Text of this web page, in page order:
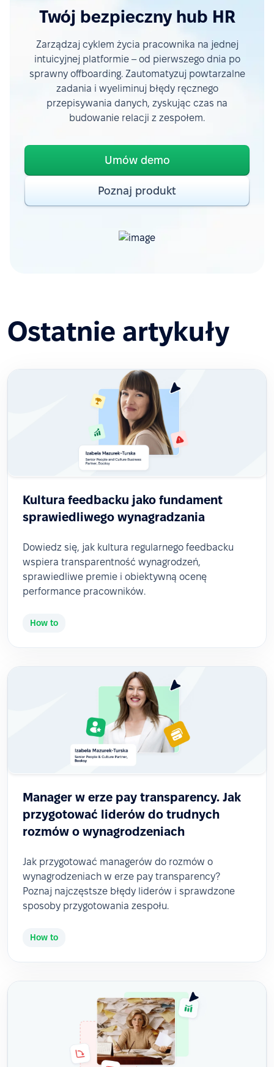
Twój bezpieczny hub HR
Zarządzaj cyklem życia pracownika na jednej
intuicyjnej platformie – od pierwszego dnia po
sprawny offboarding. Zautomatyzuj powtarzalne
zadania i wyeliminuj błędy ręcznego
przepisywania danych, zyskując czas na
budowanie relacji z zespołem.
Umów demo
Poznaj produkt
Ostatnie artykuły
Kultura feedbacku jako fundament
sprawiedliwego wynagradzania
Dowiedz się, jak kultura regularnego feedbacku
wspiera transparentność wynagrodzeń,
sprawiedliwe premie i obiektywną ocenę
performance pracowników.
How to
Manager w erze pay transparency. Jak
przygotować liderów do trudnych
rozmów o wynagrodzeniach
Jak przygotować managerów do rozmów o
wynagrodzeniach w erze pay transparency?
Poznaj najczęstsze błędy liderów i sprawdzone
sposoby przygotowania zespołu.
How to